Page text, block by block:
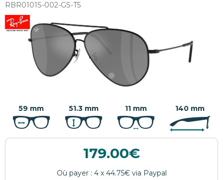
RBR0101S-002-GS-T5
59 mm 51.3 mm 11 mm 140 mm
179.00